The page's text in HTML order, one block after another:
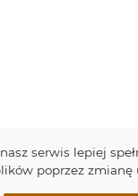
serwis lepiej
poprzez